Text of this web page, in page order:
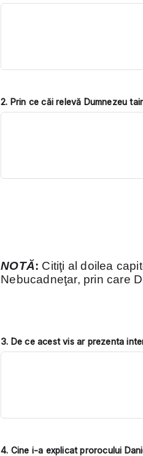
2. Prin ce căi relevă Dumnezeu
NOTĂ: Citiţi al doilea
Nebucadneţar, prin care
3. De ce acest vis ar prezenta
4. Cine i-a explicat prorocului